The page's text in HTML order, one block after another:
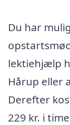
Du har
lektiehjælp
Hårup eller
Derefter
229 kr. i